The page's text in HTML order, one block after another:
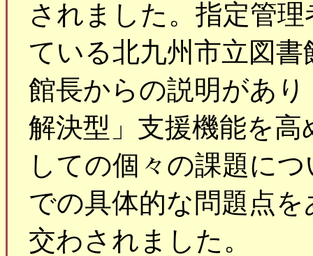
されました。指定管
ている北九州市立図
館長からの説明があ
解決型」支援機能を
しての個々の課題に
での具体的な問題点
交わされました。